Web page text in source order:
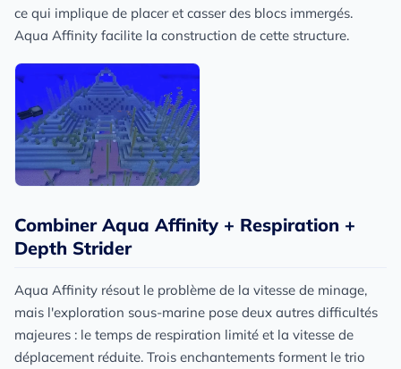
ce qui implique de placer et casser des blocs immergés.
Aqua Affinity facilite la construction de cette structure.
Combiner Aqua Affinity + Respiration +
Depth Strider
Aqua Affinity résout le problème de la vitesse de minage,
mais l'exploration sous-marine pose deux autres difficultés
majeures : le temps de respiration limité et la vitesse de
déplacement réduite. Trois enchantements forment le trio